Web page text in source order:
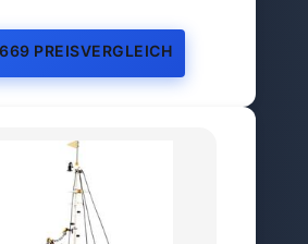
PREISVERGLEICH